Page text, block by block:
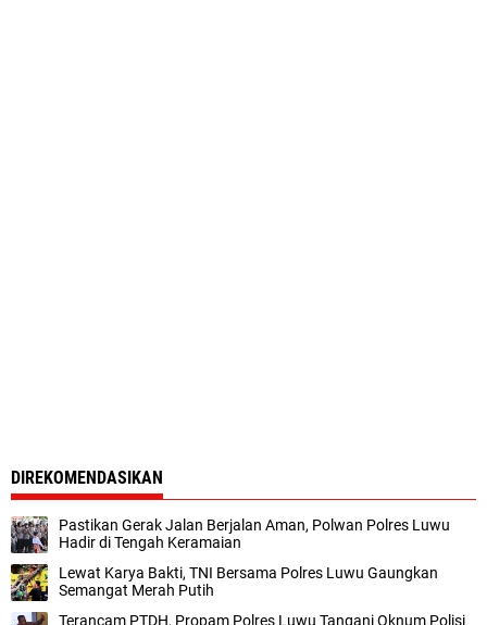
DIREKOMENDASIKAN
Pastikan Gerak Jalan Berjalan Aman, Polwan Polres Luwu
Hadir di Tengah Keramaian
Lewat Karya Bakti, TNI Bersama Polres Luwu Gaungkan
Semangat Merah Putih
Terancam PTDH, Propam Polres Luwu Tangani Oknum Polisi